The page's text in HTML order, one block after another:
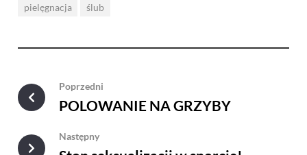
pielęgnacja
ślub
Poprzedni
POLOWANIE NA GRZYBY
Następny